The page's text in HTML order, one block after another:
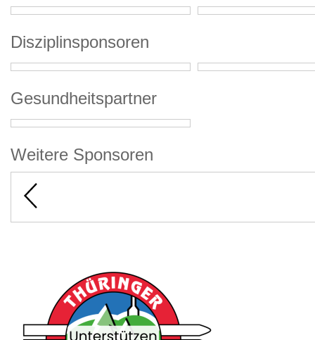
Disziplinsponsoren
Gesundheitspartner
Weitere Sponsoren